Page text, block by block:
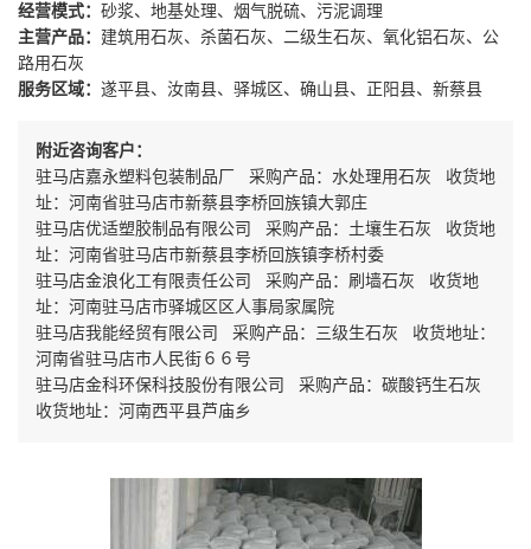
经营模式： 砂浆、地基处理、烟气脱硫、污泥调理
主营产品： 建筑用石灰、杀菌石灰、二级生石灰、氧化铝石灰、公
路用石灰
服务区域： 遂平县、汝南县、驿城区、确山县、正阳县、新蔡县
附近咨询客户：
驻马店嘉永塑料包装制品厂 采购产品：水处理用石灰 收货地
址：河南省驻马店市新蔡县李桥回族镇大郭庄
驻马店优适塑胶制品有限公司 采购产品：土壤生石灰 收货地
址：河南省驻马店市新蔡县李桥回族镇李桥村委
驻马店金浪化工有限责任公司 采购产品：刷墙石灰 收货地
址：河南驻马店市驿城区区人事局家属院
驻马店我能经贸有限公司 采购产品：三级生石灰 收货地址：
河南省驻马店市人民街６６号
驻马店金科环保科技股份有限公司 采购产品：碳酸钙生石灰
收货地址：河南西平县芦庙乡